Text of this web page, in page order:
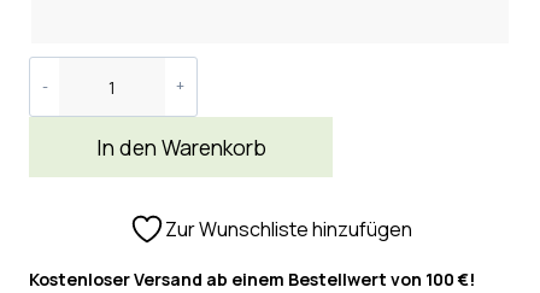
In den Warenkorb
Zur Wunschliste hinzufügen
Kostenloser Versand ab einem Bestellwert von 100 €!